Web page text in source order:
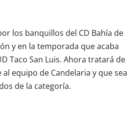
los banquillos del CD Bahía de
y en la temporada que acaba
Taco San Luis. Ahora tratará de
equipo de Candelaria y que sea
de la categoría.